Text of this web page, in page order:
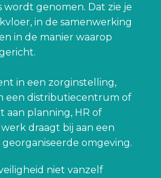
wordt genomen. Dat zie je
in de samenwerking
in de manier waarop
in een zorginstelling,
een distributiecentrum of
aan planning, HR of
draagt bij aan een
omgeving.
niet vanzelf